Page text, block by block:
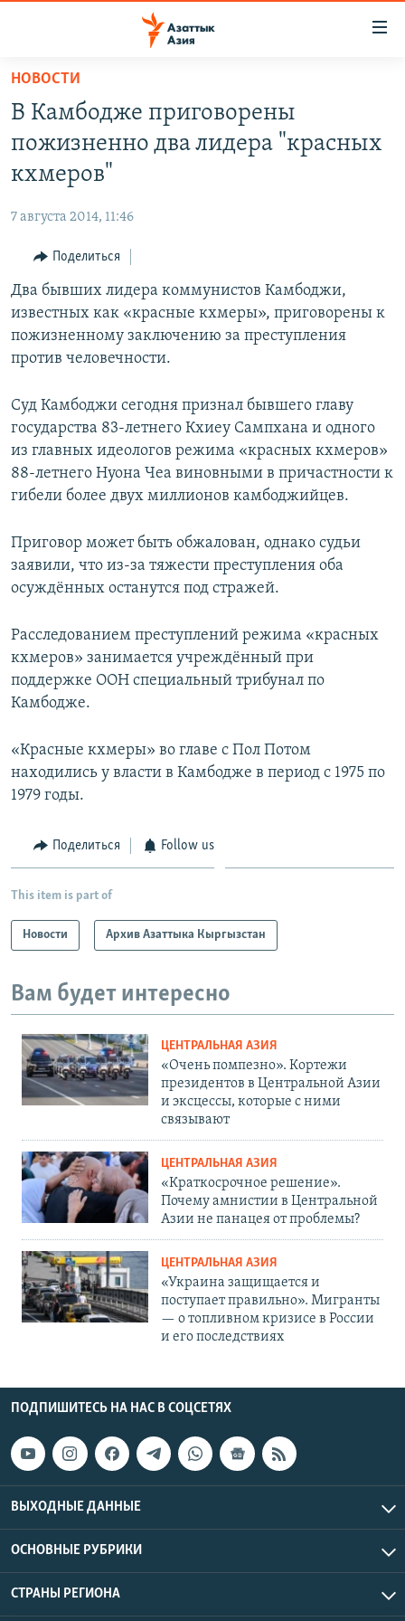
Вернуться
основному
содержанию
главной
навигации
Вернутся
поиску
ЦЕНТРАЛЬНАЯ АЗИЯ
ТАДЖИКИСТАН
ВОЙНА В УКРАИНЕ
ҚАЗАҚША
КЫРГЫЗЧА
ЎЗБЕКЧА
TÜRKMENÇE
Все сайты РСЕ/РС
НОВОСТИ
В Камбодже приговорены
пожизненно два лидера "красных
кхмеров"
7 августа 2014, 11:46
Поделиться
Два бывших лидера коммунистов Камбоджи,
известных как «красные кхмеры», приговорены к
пожизненному заключению за преступления
против человечности.
Суд Камбоджи сегодня признал бывшего главу
государства 83-летнего Кхиеу Сампхана и одного
из главных идеологов режима «красных кхмеров»
88-летнего Нуона Чеа виновными в причастности к
гибели более двух миллионов камбоджийцев.
Приговор может быть обжалован, однако судьи
заявили, что из-за тяжести преступления оба
осуждённых останутся под стражей.
Расследованием преступлений режима «красных
кхмеров» занимается учреждённый при
поддержке ООН специальный трибунал по
Камбодже.
«Красные кхмеры» во главе с Пол Потом
находились у власти в Камбодже в период с 1975 по
1979 годы.
Поделиться Follow us
This item is part of
Новости Архив Азаттыка Кыргызстан
Вам будет интересно
ЦЕНТРАЛЬНАЯ АЗИЯ
«Очень помпезно». Кортежи
президентов в Центральной Азии
и эксцессы, которые с ними
связывают
ЦЕНТРАЛЬНАЯ АЗИЯ
«Краткосрочное решение».
Почему амнистии в Центральной
Азии не панацея от проблемы?
ЦЕНТРАЛЬНАЯ АЗИЯ
«Украина защищается и
поступает правильно». Мигранты
— о топливном кризисе в России
и его последствиях
ПОДПИШИТЕСЬ НА НАС В СОЦСЕТЯХ
ВЫХОДНЫЕ ДАННЫЕ
ОСНОВНЫЕ РУБРИКИ
СТРАНЫ РЕГИОНА